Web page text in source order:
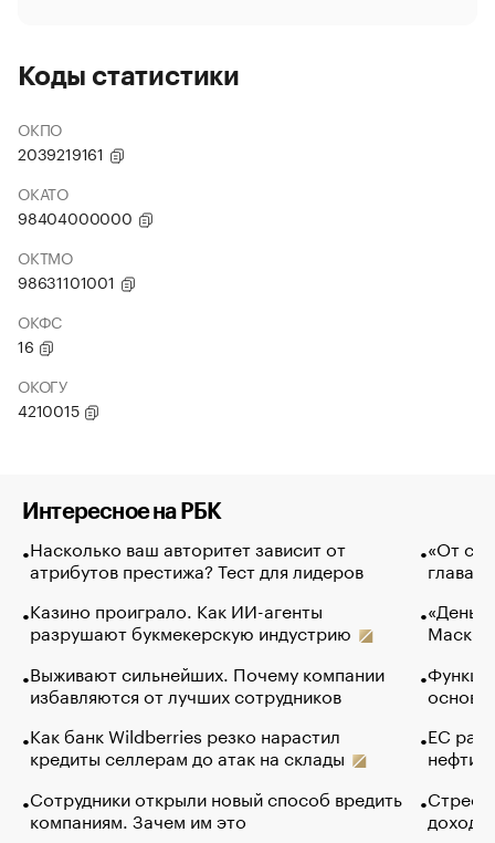
Коды статистики
ОКПО
2039219161
ОКАТО
98404000000
ОКТМО
98631101001
ОКФС
16
ОКОГУ
4210015
Интересное на РБК
Насколько ваш авторитет зависит от
атрибутов престижа? Тест для лидеров
Казино проиграло. Как ИИ-агенты
разрушают букмекерскую индустрию
Выживают сильнейших. Почему компании
избавляются от лучших сотрудников
Как банк Wildberries резко нарастил
кредиты селлерам до атак на склады
Сотрудники открыли новый способ вредить
компаниям. Зачем им это
«От
глава
Маск в
основ
ЕС
нефти